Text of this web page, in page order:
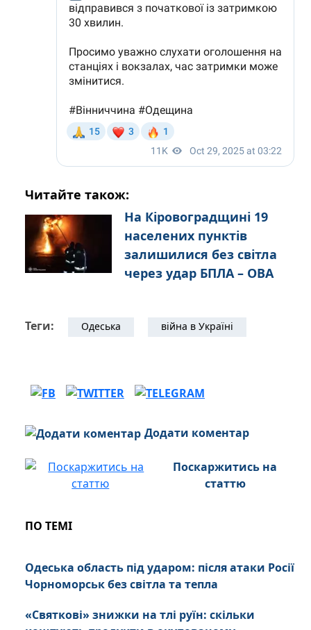
Читайте також:
На Кіровоградщині 19
населених пунктів
залишилися без світла
через удар БПЛА – ОВА
Теги: Одеська війна в Україні
Додати коментар
Поскаржитись на
статтю
ПО ТЕМІ
Одеська область під ударом: після атаки Росії
Чорноморськ без світла та тепла
«Святкові» знижки на тлі руїн: скільки